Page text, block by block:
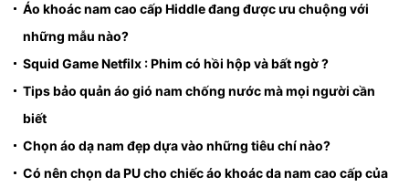
Áo khoác nam cao cấp Hiddle đang được ưu chuộng với
những mẫu nào?
Squid Game Netfilx : Phim có hồi hộp và bất ngờ ?
Tips bảo quản áo gió nam chống nước mà mọi người cần
biết
Chọn áo dạ nam đẹp dựa vào những tiêu chí nào?
Có nên chọn da PU cho chiếc áo khoác da nam cao cấp của